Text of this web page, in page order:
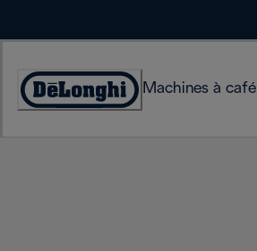
Déclaration
Machines à café